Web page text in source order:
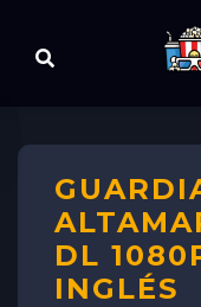
DL
INGLÉS